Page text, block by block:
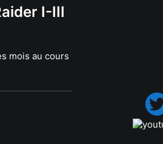
I-III
mois au cours